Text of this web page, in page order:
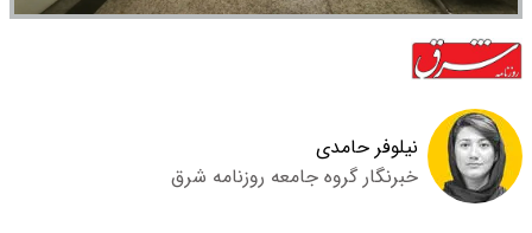
نیلوفر حامدی
خبرنگار گروه جامعه روزنامه شرق